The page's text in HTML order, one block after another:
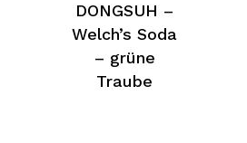
DONGSUH –
Welch’s Soda
– grüne
Traube